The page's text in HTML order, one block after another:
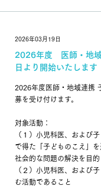
2026年03月19日
2026年度 医師・地域
日より開始いたします
2026年度医師・地域連携
募を受け付けます。
対象活動：
（１）小児科医、および
で得た「子どものこえ」
社会的な問題の解決を目
（２）小児科医、および
む活動であること